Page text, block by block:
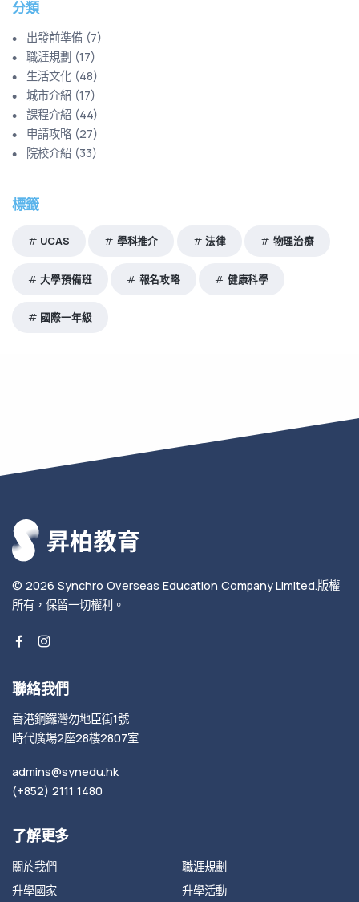
分類
出發前準備 (7)
職涯規劃 (17)
生活文化 (48)
城市介紹 (17)
課程介紹 (44)
申請攻略 (27)
院校介紹 (33)
標籤
UCAS 學科推介 法律 物理治療
大學預備班 報名攻略 健康科學
國際一年級
© 2026 Synchro Overseas Education Company Limited.版權
所有，保留一切權利。
聯絡我們
香港銅鑼灣勿地臣街1號
時代廣場2座28樓2807室
admins@synedu.hk
(+852) 2111 1480
了解更多
關於我們
職涯規劃
升學國家
升學活動